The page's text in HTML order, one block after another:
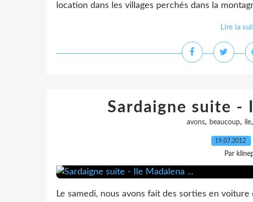
location dans les villages perchés dans la
Lire la
Sardaigne suite -
avons, beaucoup, ile,
19.07.2012
Par
Le samedi, nous avons fait des sorties en